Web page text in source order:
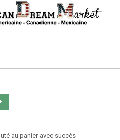
au panier avec succès